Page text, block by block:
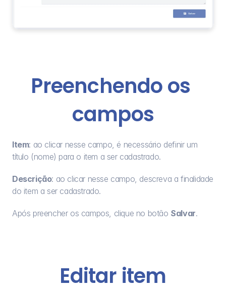
Preenchendo os
campos
Item: ao clicar nesse campo, é necessário definir um
título (nome) para o item a ser cadastrado.
Descrição: ao clicar nesse campo, descreva a finalidade
do item a ser cadastrado.
Após preencher os campos, clique no botão Salvar.
Editar item